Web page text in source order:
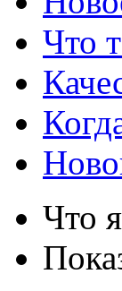
Что
Что